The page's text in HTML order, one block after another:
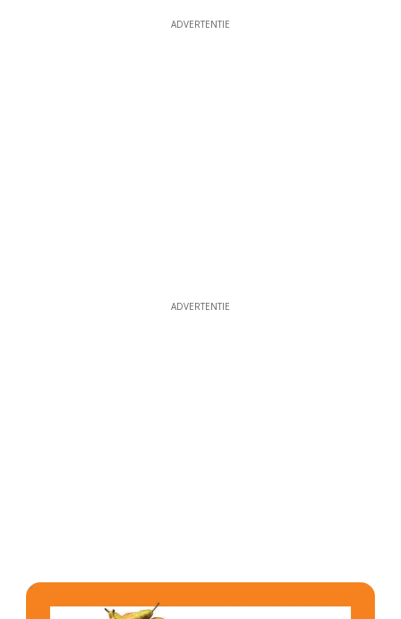
ADVERTENTIE
ADVERTENTIE